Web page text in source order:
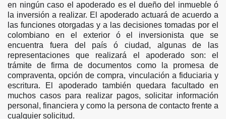
en ningún caso el apoderado es el dueño del inmueble ó
la inversión a realizar. El apoderado actuará de acuerdo a
las funciones otorgadas y a las decisiones tomadas por el
colombiano en el exterior ó el inversionista que se
encuentra fuera del país ó ciudad, algunas de las
representaciones que realizará el apoderado son: el
trámite de firma de documentos como la promesa de
compraventa, opción de compra, vinculación a fiduciaria y
escritura. El apoderado también quedara facultado en
muchos casos para realizar pagos, solicitar información
personal, financiera y como la persona de contacto frente a
cualquier solicitud.